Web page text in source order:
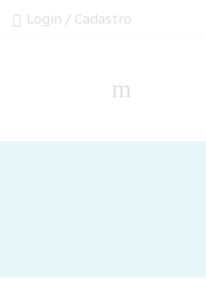
Login / Cadastro